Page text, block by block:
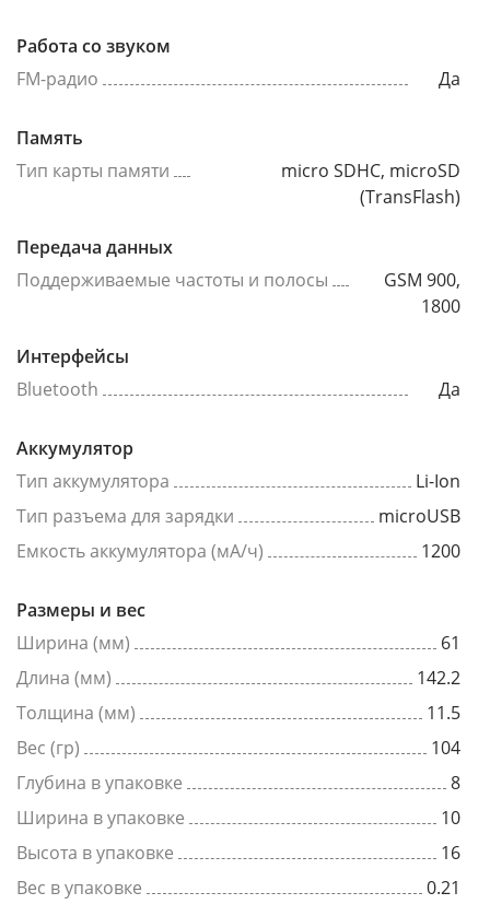
Работа со звуком
FM-радио
Да
Память
Тип карты памяти
micro SDHC, microSD
(TransFlash)
Передача данных
Поддерживаемые частоты и полосы
GSM 900,
1800
Интерфейсы
Bluetooth
Да
Аккумулятор
Тип аккумулятора
Li-Ion
Тип разъема для зарядки
microUSB
Емкость аккумулятора (мА/ч)
1200
Размеры и вес
Ширина (мм)
61
Длина (мм)
142.2
Толщина (мм)
11.5
Вес (гр)
104
Глубина в упаковке
8
Ширина в упаковке
10
Высота в упаковке
16
Вес в упаковке
0.21